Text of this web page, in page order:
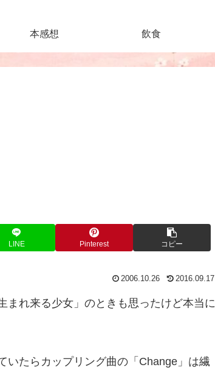
本感想 飲食
LINE Pinterest コピー
2006.10.26 2016.09.17
まれ来る少女」のときも思ったけど本当に
いたらカップリング曲の「Change」は繊